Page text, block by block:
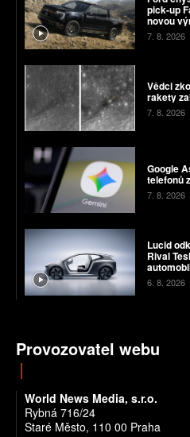
pick-up
novou
7. 8. 2026
Vědci
rakety
7. 8. 2026
Google
telefonů
7. 8. 2026
Lucid
Rival
chyby
6. 8. 2026
Provozovatel webu
World News Media, s.r.o.
Rybná 716/24
Staré Město, 110 00 Praha